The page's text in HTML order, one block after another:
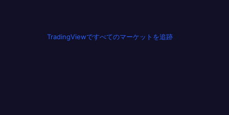
TradingViewですべてのマーケットを追跡